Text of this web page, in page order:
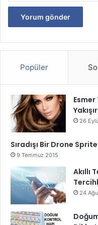
Popüler
26
Sıradışı Bir Drone Sprite
9 Temmuz 2015
Akıllı
24